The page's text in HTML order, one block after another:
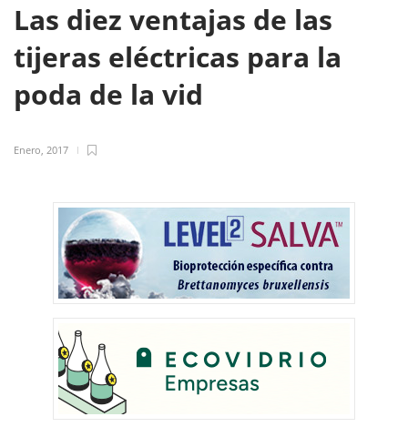
Las diez ventajas de las
tijeras eléctricas para la
poda de la vid
Enero, 2017